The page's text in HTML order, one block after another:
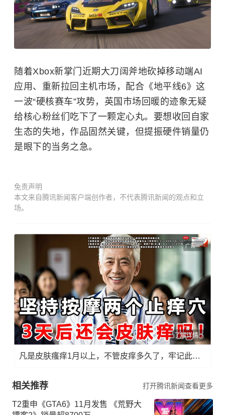
随着Xbox新掌门近期大刀阔斧地砍掉移动端AI
应用、重新拉回主机市场，配合《地平线6》这
一波“硬核赛车”攻势，英国市场回暖的迹象无疑
给核心粉丝们吃下了一颗定心丸。要想收回自家
生态的失地，作品固然关键，但提振硬件销量仍
是眼下的当务之急。
免责声明
本文来自腾讯新闻客户端创作者，不代表腾讯新闻的观点和立
场。
广告
了解详情
凡是皮肤瘙痒1月以上，不管皮痒多久了，牢记此法，快！准！狠！
相关推荐 打开腾讯新闻查看更多
T2重申《GTA6》11月发售 《荒野大